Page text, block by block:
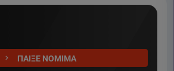
ΠΑΙΞΕ ΝΟΜΙΜΑ